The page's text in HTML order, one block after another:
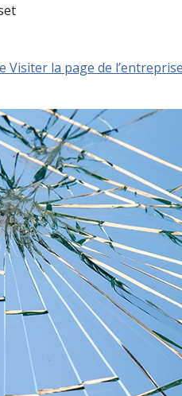
Visiter la page de